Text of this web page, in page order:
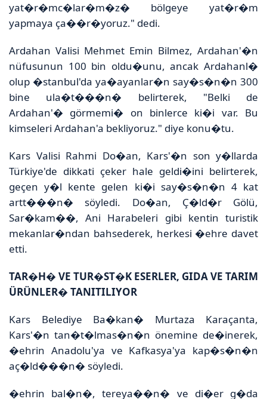
yat�r�mc�lar�m�z� bölgeye yat�r�m
yapmaya ça��r�yoruz." dedi.
Ardahan Valisi Mehmet Emin Bilmez, Ardahan'�n
nüfusunun 100 bin oldu�unu, ancak Ardahanl�
olup �stanbul'da ya�ayanlar�n say�s�n�n 300
bine ula�t���n� belirterek, "Belki de
Ardahan'� görmemi� on binlerce ki�i var. Bu
kimseleri Ardahan'a bekliyoruz." diye konu�tu.
Kars Valisi Rahmi Do�an, Kars'�n son y�llarda
Türkiye'de dikkati çeker hale geldi�ini belirterek,
geçen y�l kente gelen ki�i say�s�n�n 4 kat
artt���n� söyledi. Do�an, Ç�ld�r Gölü,
Sar�kam��, Ani Harabeleri gibi kentin turistik
mekanlar�ndan bahsederek, herkesi �ehre davet
etti.
TAR�H� VE TUR�ST�K ESERLER, GIDA VE TARIM
ÜRÜNLER� TANITILIYOR
Kars Belediye Ba�kan� Murtaza Karaçanta,
Kars'�n tan�t�lmas�n�n önemine de�inerek,
�ehrin Anadolu'ya ve Kafkasya'ya kap�s�n�n
aç�ld���n� söyledi.
�ehrin bal�n�, tereya��n� ve di�er g�da